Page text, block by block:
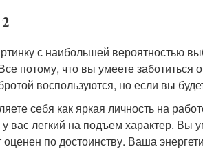
с наибольшей вероятностью
потому, что вы умеете заботиться
воспользуются, но если вы
себя как яркая личность на
у вас легкий на подъем характер. Вы
оценен по достоинству. Ваша